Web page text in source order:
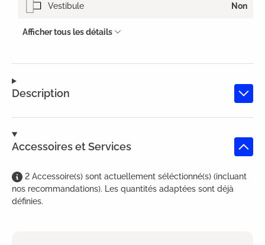
Description
Accessoires et Services
2 Accessoire(s) sont actuellement séléctionné(s) (incluant
nos recommandations). Les quantités adaptées sont déjà
définies.
Vestibule Non
Afficher tous les détails